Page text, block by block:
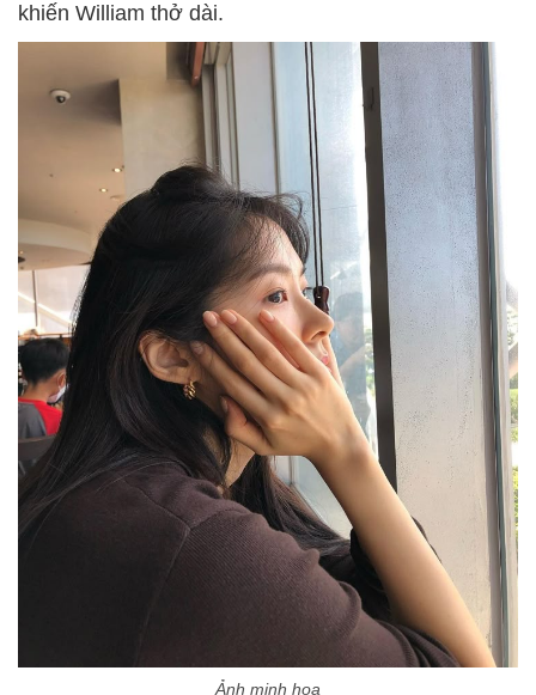
khiến William thở dài.
Ảnh minh họa